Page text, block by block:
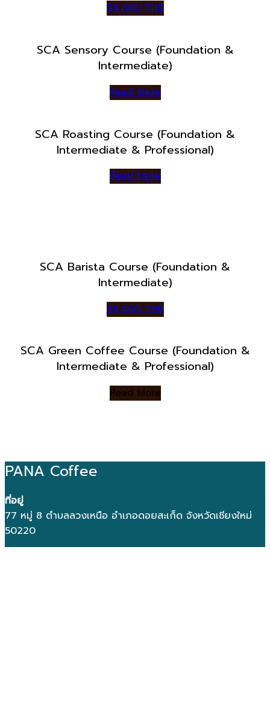
38,000 THB
SCA Sensory Course (Foundation &
Intermediate)
Read More
SCA Roasting Course (Foundation &
Intermediate & Professional)
Read More
SCA Barista Course (Foundation &
Intermediate)
38,000 THB
SCA Green Coffee Course (Foundation &
Intermediate & Professional)
Read More
PANA Coffee
ที่อยู่
77 หมู่ 8 ตำบลลวงเหนือ อำเภอดอยสะเก็ด จังหวัดเชียงใหม่
50220